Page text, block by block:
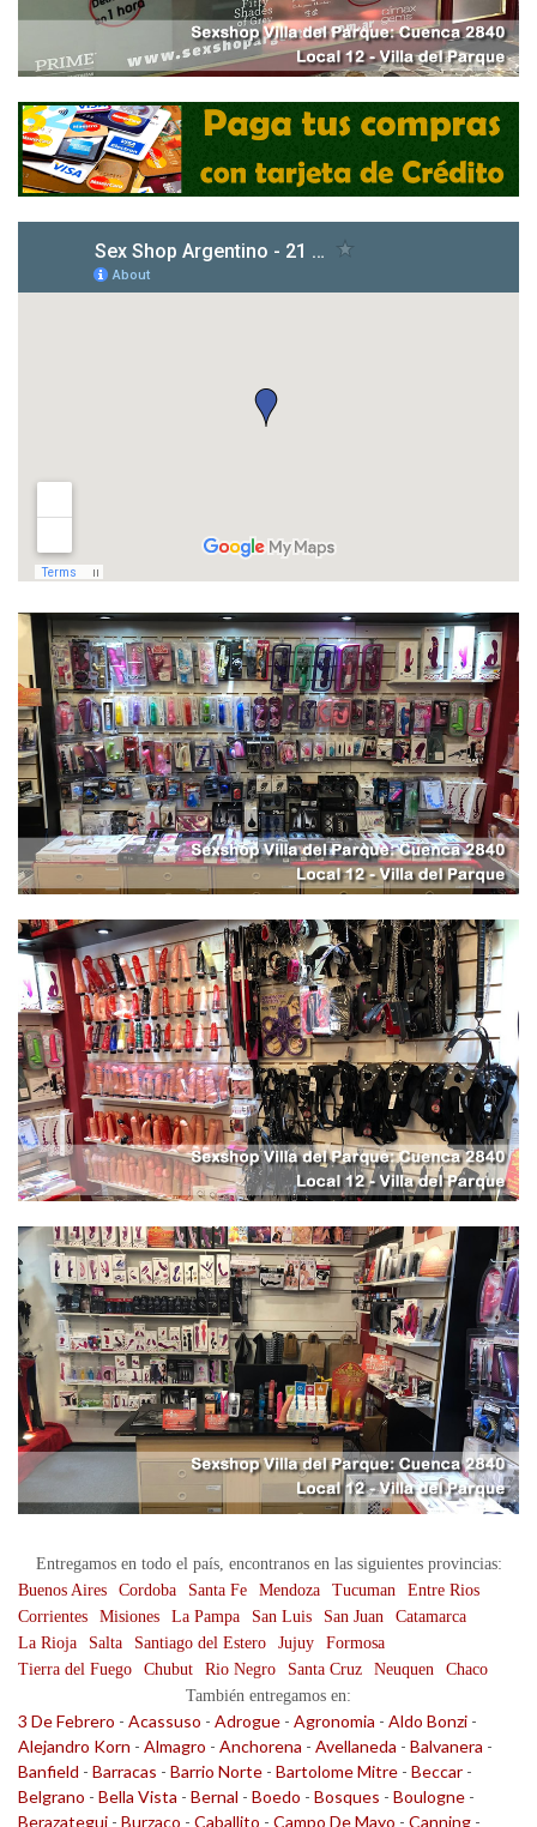
Entregamos en todo el país, encontranos en las siguientes provincias:
Buenos Aires
Cordoba Santa Fe Mendoza Tucuman
Entre Rios
Corrientes
Misiones La Pampa San Luis San Juan
Catamarca
La Rioja
Salta Santiago del Estero Jujuy
Formosa
Tierra del Fuego
Chubut Rio Negro Santa Cruz Neuquen
Chaco
También entregamos en:
3 De Febrero - Acassuso - Adrogue - Agronomia - Aldo Bonzi -
Alejandro Korn - Almagro - Anchorena - Avellaneda - Balvanera -
Banfield - Barracas - Barrio Norte - Bartolome Mitre - Beccar -
Belgrano - Bella Vista - Bernal - Boedo - Bosques - Boulogne -
Berazategui - Burzaco - Caballito - Campo De Mayo - Canning -